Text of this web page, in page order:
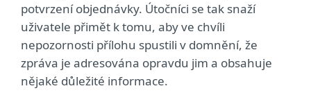
potvrzení objednávky. Útočníci se tak snaží
uživatele přimět k tomu, aby ve chvíli
nepozornosti přílohu spustili v domnění, že
zpráva je adresována opravdu jim a obsahuje
nějaké důležité informace.